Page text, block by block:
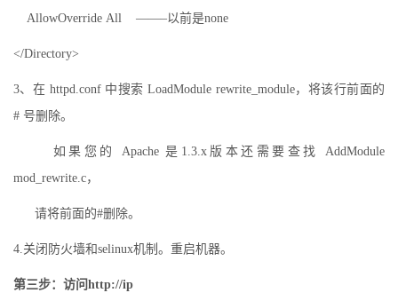
AllowOverride All ——–以前是none
</Directory>
3、在 httpd.conf 中搜索 LoadModule rewrite_module，将该行前面的
# 号删除。
如果您的 Apache 是1.3.x版本还需要查找 AddModule
mod_rewrite.c，
请将前面的#删除。
4.关闭防火墙和selinux机制。重启机器。
第三步：访问http://ip